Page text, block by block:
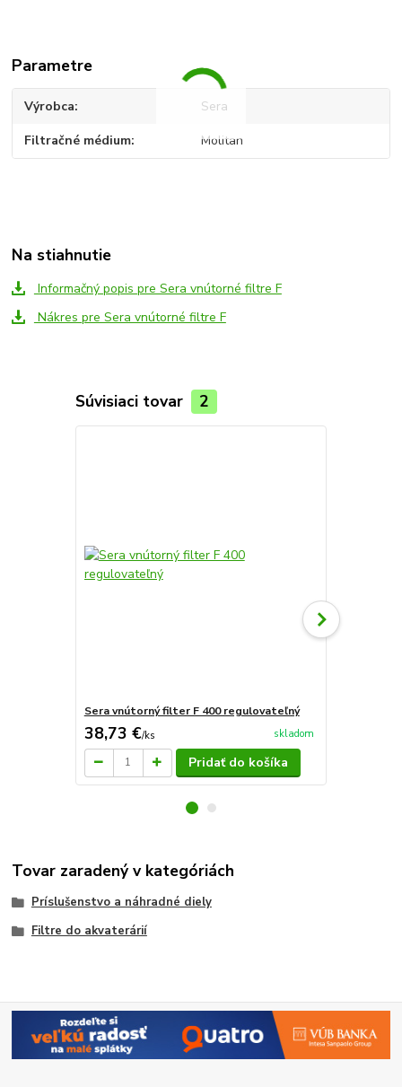
Parametre
Výrobca Sera
Filtračné médium Molitan
Na stiahnutie
Informačný popis pre Sera vnútorné filtre F
Nákres pre Sera vnútorné filtre F
Súvisiaci tovar 2
Sera vnútorný filter F 400 regulovateľný
38,73 €/ks skladom
Pridať do košíka
Tovar zaradený v kategóriách
Príslušenstvo a náhradné diely
Filtre do akvaterárií